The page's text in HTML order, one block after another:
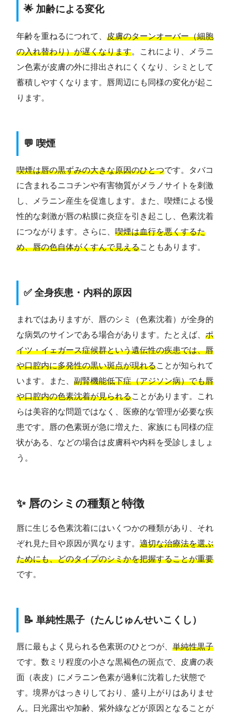
🌟 加齢による変化
年齢を重ねるにつれて、 皮膚のターンオーバー（細胞
の入れ替わり）が遅くなります。これにより、メラニ
ン色素が皮膚の外に排出されにくくなり、シミとして
蓄積しやすくなります。唇周辺にも同様の変化が起こ
ります。
💬 喫煙
喫煙は唇の黒ずみの大きな原因のひとつです。タバコ
に含まれるニコチンや有害物質がメラノサイトを刺激
し、メラニン産生を促進します。また、喫煙による慢
性的な刺激が唇の粘膜に炎症を引き起こし、色素沈着
につながります。さらに、 喫煙は血行を悪くするた
め、唇の色自体がくすんで見えることもあります。
✅ 全身疾患・内科的原因
まれではありますが、唇のシミ（色素沈着）が全身的
な病気のサインである場合があります。たとえば、 ポ
イツ・イェガース症候群という遺伝性の疾患では、唇
や口腔内に多発性の黒い斑点が現れることが知られて
います。また、 副腎機能低下症（アジソン病）でも唇
や口腔内の色素沈着が見られることがあります。これ
らは美容的な問題ではなく、医療的な管理が必要な疾
患です。唇の色素斑が急に増えた、家族にも同様の症
状がある、などの場合は皮膚科や内科を受診しましょ
う。
✨ 唇のシミの種類と特徴
唇に生じる色素沈着にはいくつかの種類があり、それ
ぞれ見た目や原因が異なります。 適切な治療法を選ぶ
ためにも、どのタイプのシミかを把握することが重要
です。
📝 単純性黒子（たんじゅんせいこくし）
唇に最もよく見られる色素斑のひとつが、 単純性黒子
です。数ミリ程度の小さな黒褐色の斑点で、皮膚の表
面（表皮）にメラニン色素が過剰に沈着した状態で
す。境界がはっきりしており、盛り上がりはありませ
ん。日光露出や加齢、紫外線などが原因となることが